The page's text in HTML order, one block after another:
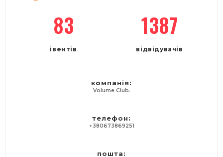
83
івентів
1387
відвідувачів
компанія:
Volume Club.
телефон:
+380673869251
пошта: